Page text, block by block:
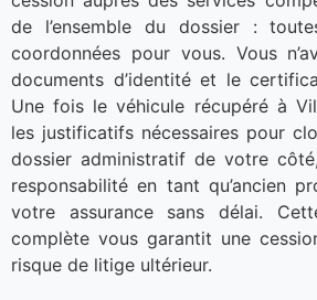
de l’ensemble du dossier :
coordonnées pour vous. Vous
documents d’identité et le
Une fois le véhicule récupéré à
les justificatifs nécessaires pour
dossier administratif de votre
responsabilité en tant qu’ancien
votre assurance sans délai.
complète vous garantit une
risque de litige ultérieur.